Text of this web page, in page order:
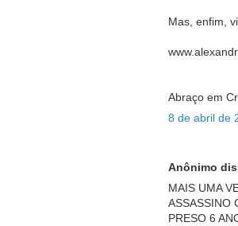
Mas, enfim,
Abraço em
8 de abril de
Anônimo
MAIS UMA
ASSASSINO
PRESO 6